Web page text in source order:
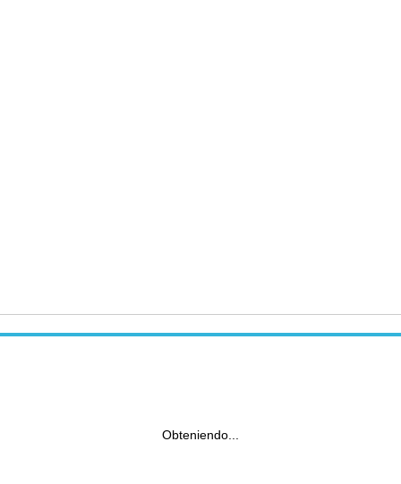
Obteniendo...